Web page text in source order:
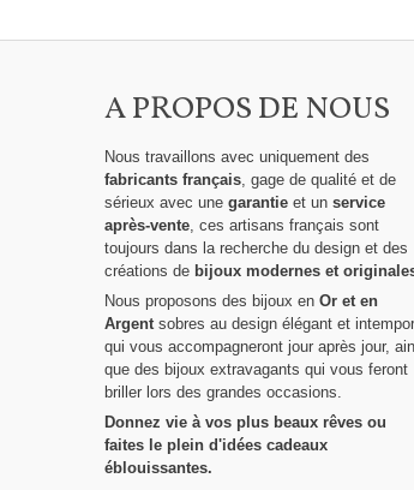
A PROPOS DE NOUS
Nous travaillons avec uniquement des
fabricants français, gage de qualité et de
sérieux avec une garantie et un service
après-vente, ces artisans français sont
toujours dans la recherche du design et des
créations de bijoux modernes et
Nous proposons des bijoux en Or et en
Argentsobres au design élégant et
qui vous accompagneront jour après jour,
que des bijoux extravagants qui vous feront
briller lors des grandes occasions.
Donnez vie à vos plus beaux rêves ou
faites le plein d'idées cadeaux
éblouissantes.